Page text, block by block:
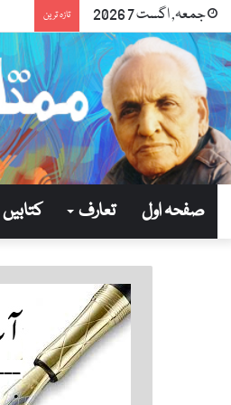
جمعہ, اگست 7 2026 تازہ ترین
صفحہ اول تعارف کتابیں